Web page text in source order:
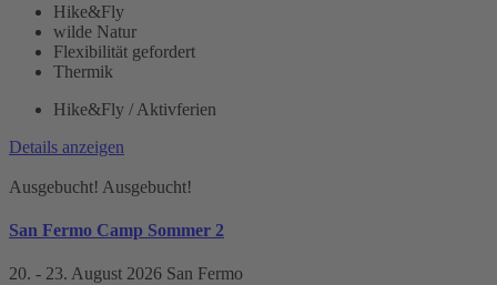
Hike&Fly
wilde Natur
Flexibilität gefordert
Thermik
Hike&Fly / Aktivferien
Details anzeigen
Ausgebucht! Ausgebucht!
San Fermo Camp Sommer 2
20. - 23. August 2026 San Fermo